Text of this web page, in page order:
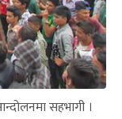
सहभागी ।